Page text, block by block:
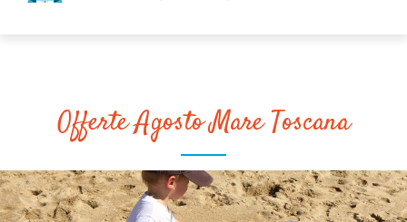
Offerte Agosto Mare Toscana